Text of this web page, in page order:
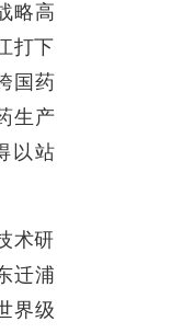
略高
打下
国药
生产
以站
术研
迁浦
界级